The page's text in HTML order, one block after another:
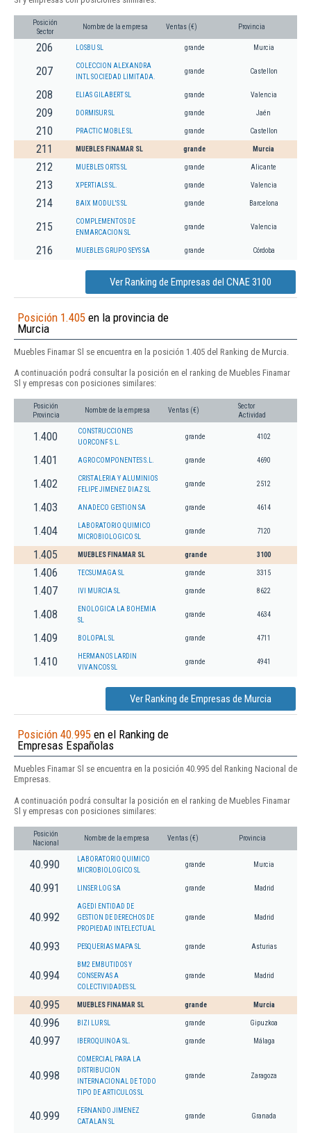
Posición
Sector
Nombre de la empresa Ventas (€) Provincia
206 LOSBU SL grande Murcia
207
COLECCION ALEXANDRA
INTL SOCIEDAD LIMITADA.
grande Castellon
208 ELIAS GILABERT SL grande Valencia
209 DORMISUR SL grande Jaén
210 PRACTIC MOBLE SL grande Castellon
211 MUEBLES FINAMAR SL grande Murcia
212 MUEBLES ORTS SL grande Alicante
213 XPERTIALS SL. grande Valencia
214 BAIX MODUL'S SL grande Barcelona
215
COMPLEMENTOS DE
ENMARCACION SL
grande Valencia
216 MUEBLES GRUPO SEYS SA grande Córdoba
Ver Ranking de Empresas del CNAE 3100
Posición 1.405 en la provincia de
Murcia
Muebles Finamar Sl se encuentra en la posición 1.405 del Ranking de Murcia.
A continuación podrá consultar la posición en el ranking de Muebles Finamar
Sl y empresas con posiciones similares:
Posición
Provincia
Nombre de la empresa Ventas (€)
Sector
Actividad
1.400
CONSTRUCCIONES
UORCONF S.L.
grande 4102
1.401 AGROCOMPONENTES S.L. grande 4690
1.402
CRISTALERIA Y ALUMINIOS
FELIPE JIMENEZ DIAZ SL
grande 2512
1.403 ANADECO GESTION SA grande 4614
1.404
LABORATORIO QUIMICO
MICROBIOLOGICO SL
grande 7120
1.405 MUEBLES FINAMAR SL grande 3100
1.406 TECSUMAGA SL grande 3315
1.407 IVI MURCIA SL grande 8622
1.408
ENOLOGICA LA BOHEMIA
SL
grande 4634
1.409 BOLOPAL SL grande 4711
1.410
HERMANOS LARDIN
VIVANCOS SL
grande 4941
Ver Ranking de Empresas de Murcia
Posición 40.995 en el Ranking de
Empresas Españolas
Muebles Finamar Sl se encuentra en la posición 40.995 del Ranking Nacional de
Empresas.
A continuación podrá consultar la posición en el ranking de Muebles Finamar
Sl y empresas con posiciones similares:
Posición
Nacional
Nombre de la empresa Ventas (€) Provincia
40.990
LABORATORIO QUIMICO
MICROBIOLOGICO SL
grande Murcia
40.991 LINSER LOG SA grande Madrid
40.992
AGEDI ENTIDAD DE
GESTION DE DERECHOS DE
PROPIEDAD INTELECTUAL
grande Madrid
40.993 PESQUERIAS MAPA SL grande Asturias
40.994
BM2 EMBUTIDOS Y
CONSERVAS A
COLECTIVIDADES SL
grande Madrid
40.995 MUEBLES FINAMAR SL grande Murcia
40.996 BIZI LUR SL grande Gipuzkoa
40.997 IBEROQUINOA SL. grande Málaga
40.998
COMERCIAL PARA LA
DISTRIBUCION
INTERNACIONAL DE TODO
TIPO DE ARTICULOS SL
grande Zaragoza
40.999
FERNANDO JIMENEZ
CATALAN SL
grande Granada